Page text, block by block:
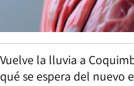
Vuelve la lluvia a
qué se espera del nuevo